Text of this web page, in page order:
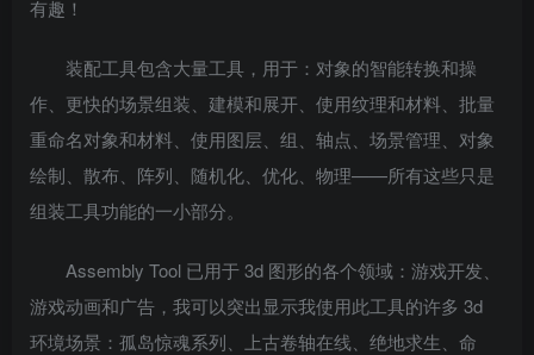
有趣！
装配工具包含大量工具，用于：对象的智能转换和操
作、更快的场景组装、建模和展开、使用纹理和材料、批量
重命名对象和材料、使用图层、组、轴点、场景管理、对象
绘制、散布、阵列、随机化、优化、物理——所有这些只是
组装工具功能的一小部分。
Assembly Tool 已用于 3d 图形的各个领域：游戏开发、
游戏动画和广告，我可以突出显示我使用此工具的许多 3d
环境场景：孤岛惊魂系列、上古卷轴在线、绝地求生、命